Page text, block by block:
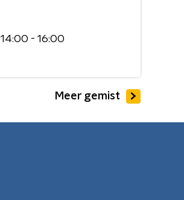
14:00 - 16:00
Meer gemist